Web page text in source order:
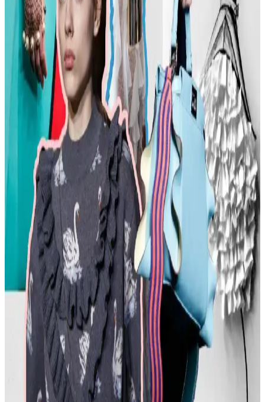
Kadın Moda Tavsiyeleri: Günlük Stil Önerileri,
Vücut Şekline Uygun Giysiler ve Kombin İpuçları
Kadın modasında renk uyumu, vücut şekline uygun giysiler, rahat
ayakkabılar ve aksesuar seçimi gibi konularda pratik öneriler
sunulmaktadır. Stil ikonlarından ilham alınarak sürdürülebilir moda
tercihleri vurgulanıyor.
Kemer Tokalarının Moda ve Kültürel Anlamları:
Şehir ve Kırsal Alanlarda Algı Farkları
Kemer tokaları, kırsal ve şehir kültürlerinde farklı anlamlar taşır.
Kırsal bölgelerde başarı simgesi olan büyük tokalar, şehirlerde sade
ve uyumlu tasarımlarla tercih edilir. Stil ve özgüven belirleyicidir.
Moda Mikrotrendleri: Geçmişten Günümüze Sevilen
ve Hâlâ Tercih Edilen Parçalar
Moda mikrotrendleri genellikle kısa ömürlü olsa da bazı parçalar,
nostalji ve kişisel stil nedeniyle uzun yıllar tercih edilmeye devam
ediyor. Bu yazı, Reddit deneyimleriyle bu trendleri inceliyor.
Kavisli Vücut Tipleri İçin Doğru Kumaş ve
Kesimlerle Yapısal Moda Rehberi
Kavisli vücut tiplerine uygun yapısal moda seçimlerinde doğru
kumaş, kesim ve stil detayları önemlidir. Terzi hizmeti ve uygun
markalarla estetik ve rahat kıyafetler elde edilir.
Günlük Moda Soruları ve Pratik Stil Önerileri:
Rahatlık ve Şıklık Dengesi
Moda ve stil, kişisel tercihler ve çevresel ihtiyaçlarla şekillenir. Ev
giyimi, iş görüşmesi, mevsimlik kıyafetler ve vücut tipine uygun
önerilerle günlük şıklık ve rahatlık dengelenir.